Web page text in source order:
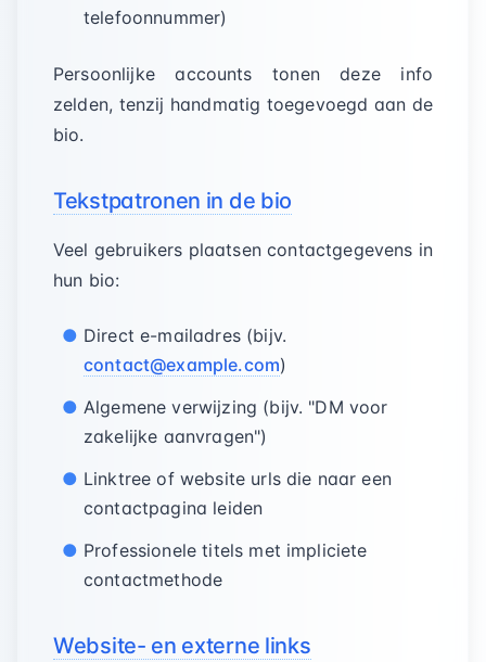
telefoonnummer)
Persoonlijke accounts tonen deze info
zelden, tenzij handmatig toegevoegd aan de
bio.
Tekstpatronen in de bio
Veel gebruikers plaatsen contactgegevens in
hun bio:
Direct e-mailadres (bijv.
contact@example.com)
Algemene verwijzing (bijv. "DM voor
zakelijke aanvragen")
Linktree of website urls die naar een
contactpagina leiden
Professionele titels met impliciete
contactmethode
Website- en externe links